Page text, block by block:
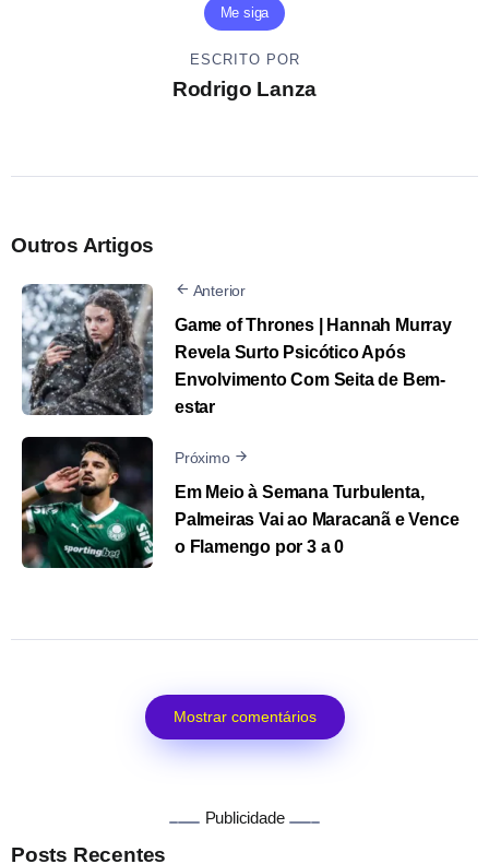
Me siga
ESCRITO POR
Rodrigo Lanza
Outros Artigos
Anterior
Game of Thrones | Hannah Murray
Revela Surto Psicótico Após
Envolvimento Com Seita de Bem-
estar
Próximo
Em Meio à Semana Turbulenta,
Palmeiras Vai ao Maracanã e Vence
o Flamengo por 3 a 0
Mostrar comentários
Publicidade
Posts Recentes